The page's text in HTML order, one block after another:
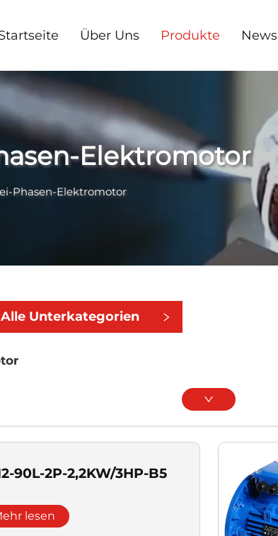
Über Uns Produkte News
Elektromotor
Phasen-Elektromotor
Alle Unterkategorien
90L-2P-2,2KW/3HP-B5
lesen